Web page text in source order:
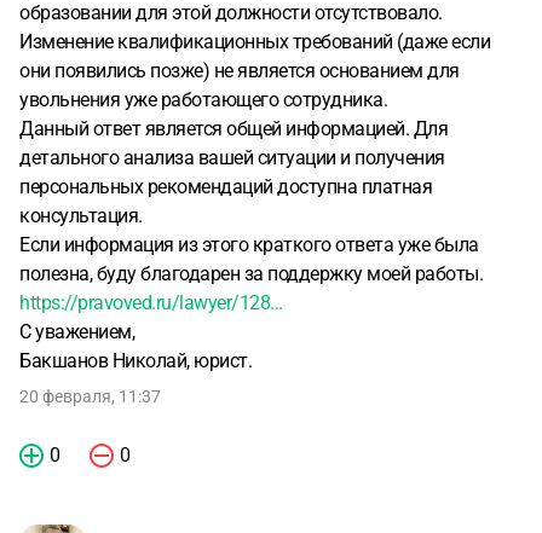
образовании для этой должности отсутствовало.
Изменение квалификационных требований (даже если
они появились позже) не является основанием для
увольнения уже работающего сотрудника.
Данный ответ является общей информацией. Для
детального анализа вашей ситуации и получения
персональных рекомендаций доступна платная
консультация.
Если информация из этого краткого ответа уже была
полезна, буду благодарен за поддержку моей работы.
https://pravoved.ru/lawyer/128...
С уважением,
Бакшанов Николай, юрист.
20 февраля, 11:37
0 0